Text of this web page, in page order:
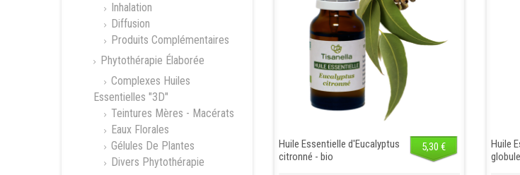
Inhalation
Diffusion
Produits Complémentaires
Phytothérapie Élaborée
Complexes Huiles
Essentielles "3D"
Teintures Mères - Macérats
Eaux Florales
Gélules De Plantes
Divers Phytothérapie
Huile Essentielle d'Eucalyptus
citronné - bio
5,30 €
Huile